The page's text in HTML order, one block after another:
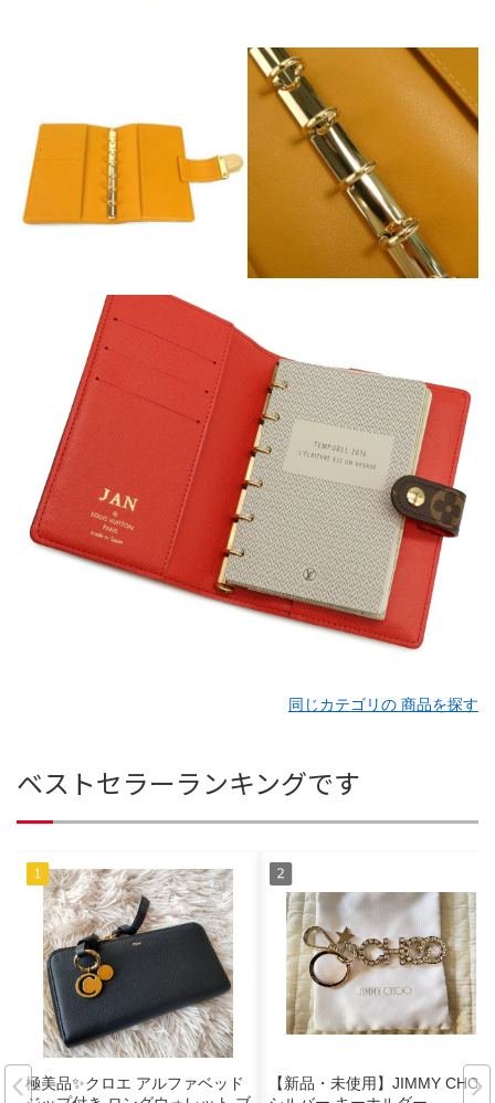
同じカテゴリの 商品を探す
ベストセラーランキングです
極美品✨クロエ アルファベッド
【新品・未使用】JIMMY CHOO